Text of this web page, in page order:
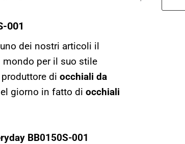
001
dei nostri articoli il
per il suo stile
di occhiali da
giorno in fatto di occhiali
BB0150S-001